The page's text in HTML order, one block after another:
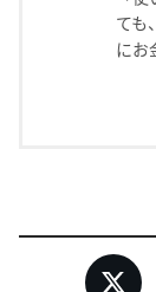
ても
にお